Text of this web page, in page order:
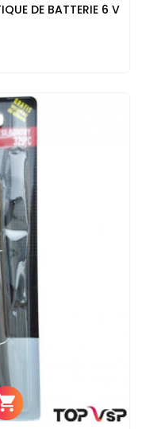
DE BATTERIE 6 V